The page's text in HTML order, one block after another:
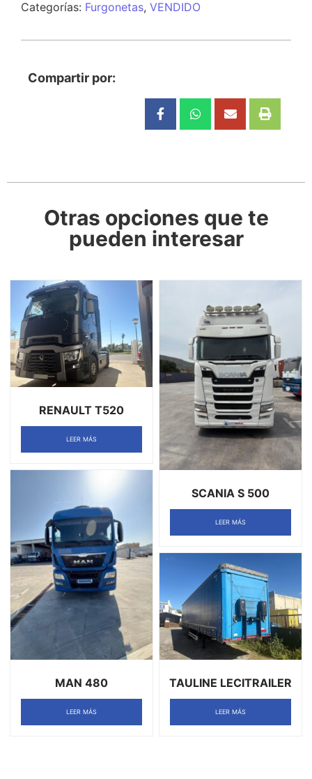
Categorías: Furgonetas, VENDIDO
Compartir por:
Otras opciones que te
pueden interesar
RENAULT T520
LEER MÁS
SCANIA S 500
LEER MÁS
MAN 480
LEER MÁS
TAULINE LECITRAILER
LEER MÁS